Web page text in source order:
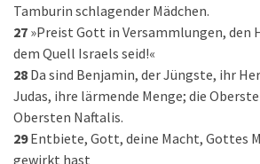
Tamburin schlagender Mädchen.
27 »Preist Gott in Versammlungen, den
dem Quell Israels seid!«
28 Da sind Benjamin, der Jüngste, ihr
Judas, ihre lärmende Menge; die
Obersten Naftalis.
29 Entbiete, Gott, deine Macht, Gottes
gewirkt hast